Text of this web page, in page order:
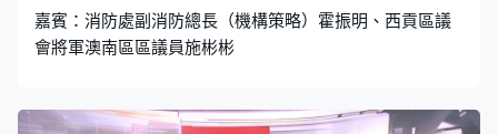
嘉賓：消防處副消防總長（機構策略）霍振明、西貢區議
會將軍澳南區區議員施彬彬